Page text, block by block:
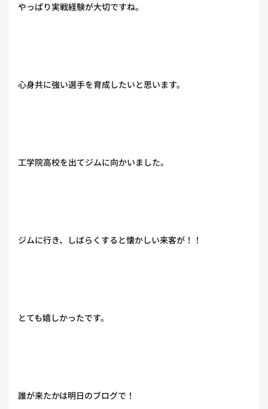
やっぱり実戦経験が大切ですね。
心身共に強い選手を育成したいと思います。
工学院高校を出てジムに向かいました。
ジムに行き、しばらくすると懐かしい来客が！！
とても嬉しかったです。
誰が来たかは明日のブログで！